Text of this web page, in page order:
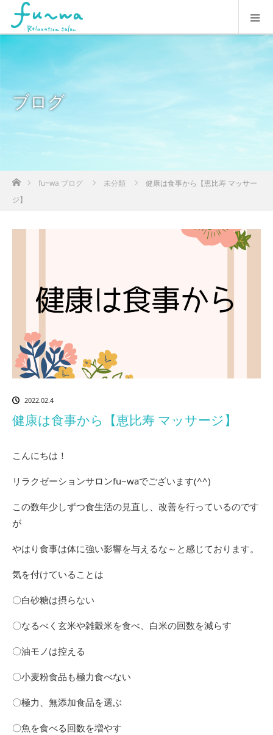
ブログ
ホームfu~wa ブログ 未分類
健康は食事から【恵比寿 マッサー
ジ】
2022.02.4
健康は食事から【恵比寿 マッサージ】
こんにちは！
リラクゼーションサロンfu~waでございます(^^)
この数年少しずつ食生活の見直し、改善を行っているのです
が
やはり食事は体に強い影響を与えるな～と感じております。
気を付けていることは
〇白砂糖は摂らない
〇なるべく玄米や雑穀米を食べ、白米の回数を減らす
〇油モノは控える
〇小麦粉食品も極力食べない
〇極力、無添加食品を選ぶ
〇魚を食べる回数を増やす